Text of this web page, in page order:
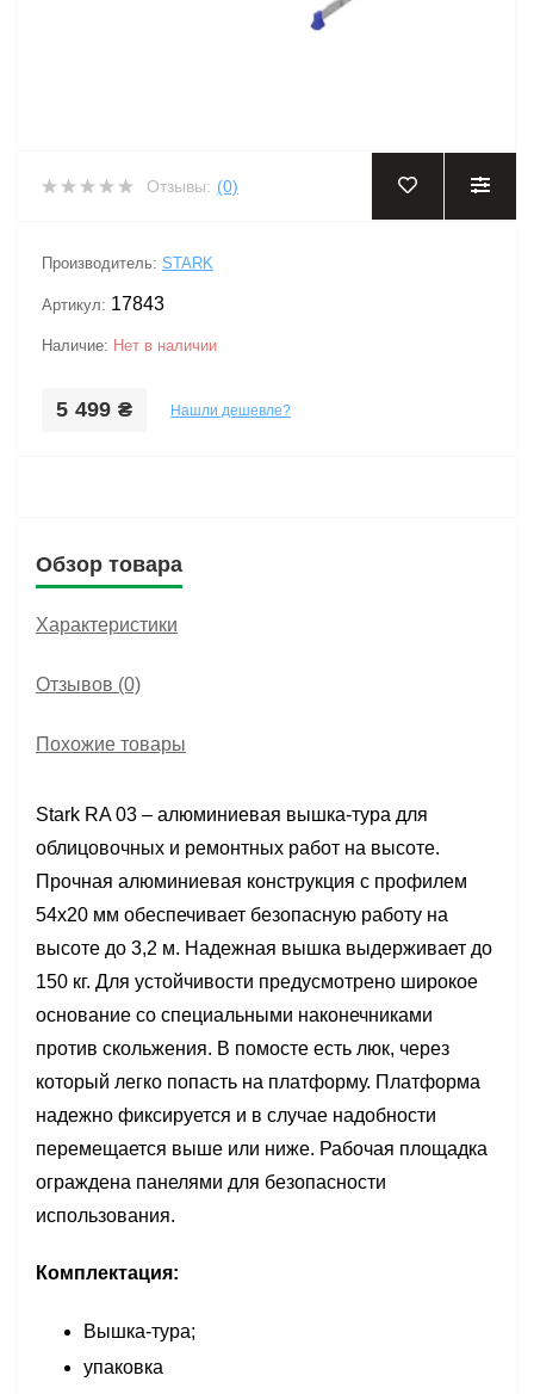
Отзывы: (0)
Производитель: STARK
Артикул: 17843
Наличие: Нет в наличии
5 499 ₴ Нашли дешевле?
Обзор товара
Характеристики
Отзывов (0)
Похожие товары
Stark RA 03 – алюминиевая вышка-тура для
облицовочных и ремонтных работ на высоте.
Прочная алюминиевая конструкция с профилем
54х20 мм обеспечивает безопасную работу на
высоте до 3,2 м. Надежная вышка выдерживает до
150 кг. Для устойчивости предусмотрено широкое
основание со специальными наконечниками
против скольжения. В помосте есть люк, через
который легко попасть на платформу. Платформа
надежно фиксируется и в случае надобности
перемещается выше или ниже. Рабочая площадка
ограждена панелями для безопасности
использования.
Комплектация:
Вышка-тура;
упаковка